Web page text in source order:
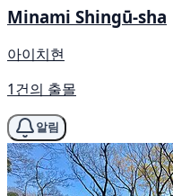
Minami Shingū-sha
아이치현
1건의 출몰
알림